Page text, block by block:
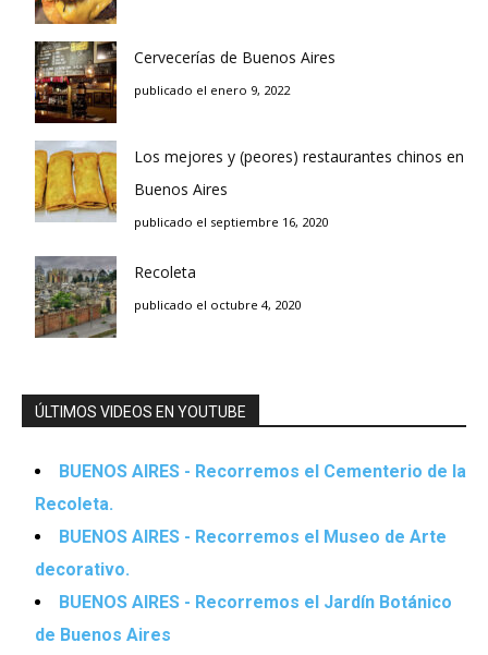
Cervecerías de Buenos Aires
publicado el enero 9, 2022
Los mejores y (peores) restaurantes chinos en
Buenos Aires
publicado el septiembre 16, 2020
Recoleta
publicado el octubre 4, 2020
ÚLTIMOS VIDEOS EN YOUTUBE
BUENOS AIRES - Recorremos el Cementerio de la
Recoleta.
BUENOS AIRES - Recorremos el Museo de Arte
decorativo.
BUENOS AIRES - Recorremos el Jardín Botánico
de Buenos Aires